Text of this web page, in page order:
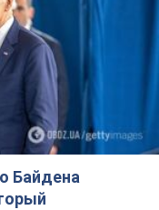
Байдена